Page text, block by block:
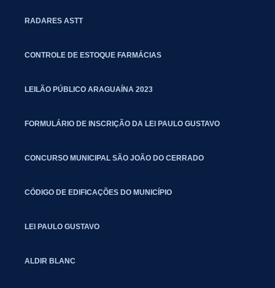
RADARES ASTT
CONTROLE DE ESTOQUE FARMÁCIAS
LEILÃO PÚBLICO ARAGUAÍNA 2023
FORMULÁRIO DE INSCRIÇÃO DA LEI PAULO GUSTAVO
CONCURSO MUNICIPAL SÃO JOÃO DO CERRADO
CÓDIGO DE EDIFICAÇÕES DO MUNICÍPIO
LEI PAULO GUSTAVO
ALDIR BLANC